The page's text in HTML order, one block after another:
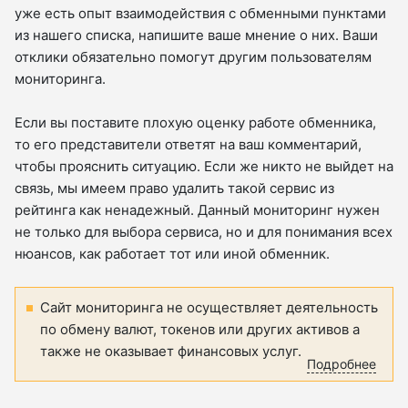
уже есть опыт взаимодействия с обменными пунктами
из нашего списка, напишите ваше мнение о них. Ваши
отклики обязательно помогут другим пользователям
мониторинга.
Если вы поставите плохую оценку работе обменника,
то его представители ответят на ваш комментарий,
чтобы прояснить ситуацию. Если же никто не выйдет на
связь, мы имеем право удалить такой сервис из
рейтинга как ненадежный. Данный мониторинг нужен
не только для выбора сервиса, но и для понимания всех
нюансов, как работает тот или иной обменник.
Сайт мониторинга не осуществляет деятельность
по обмену валют, токенов или других активов а
также не оказывает финансовых услуг.
Подробнее